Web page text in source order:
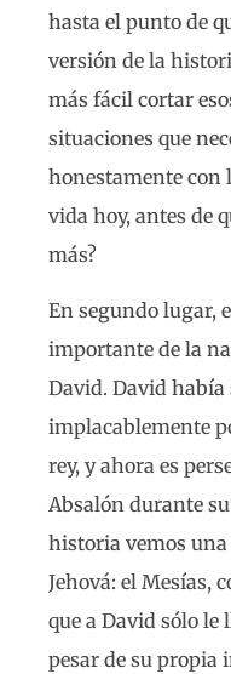
hasta el punto de
versión de la
más fácil cortar
situaciones que
honestamente con
vida hoy, antes de
más?
En segundo lugar,
importante de la
David. David había
implacablemente
rey, y ahora es
Absalón durante
historia vemos
Jehová: el Mesías,
que a David sólo
pesar de su propia